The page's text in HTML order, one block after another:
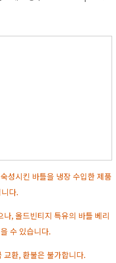
성시킨 바틀을 냉장 수입한 제품
다.
, 올드빈티지 특유의 바틀 베리
수 있습니다.
교환, 환불은 불가합니다.